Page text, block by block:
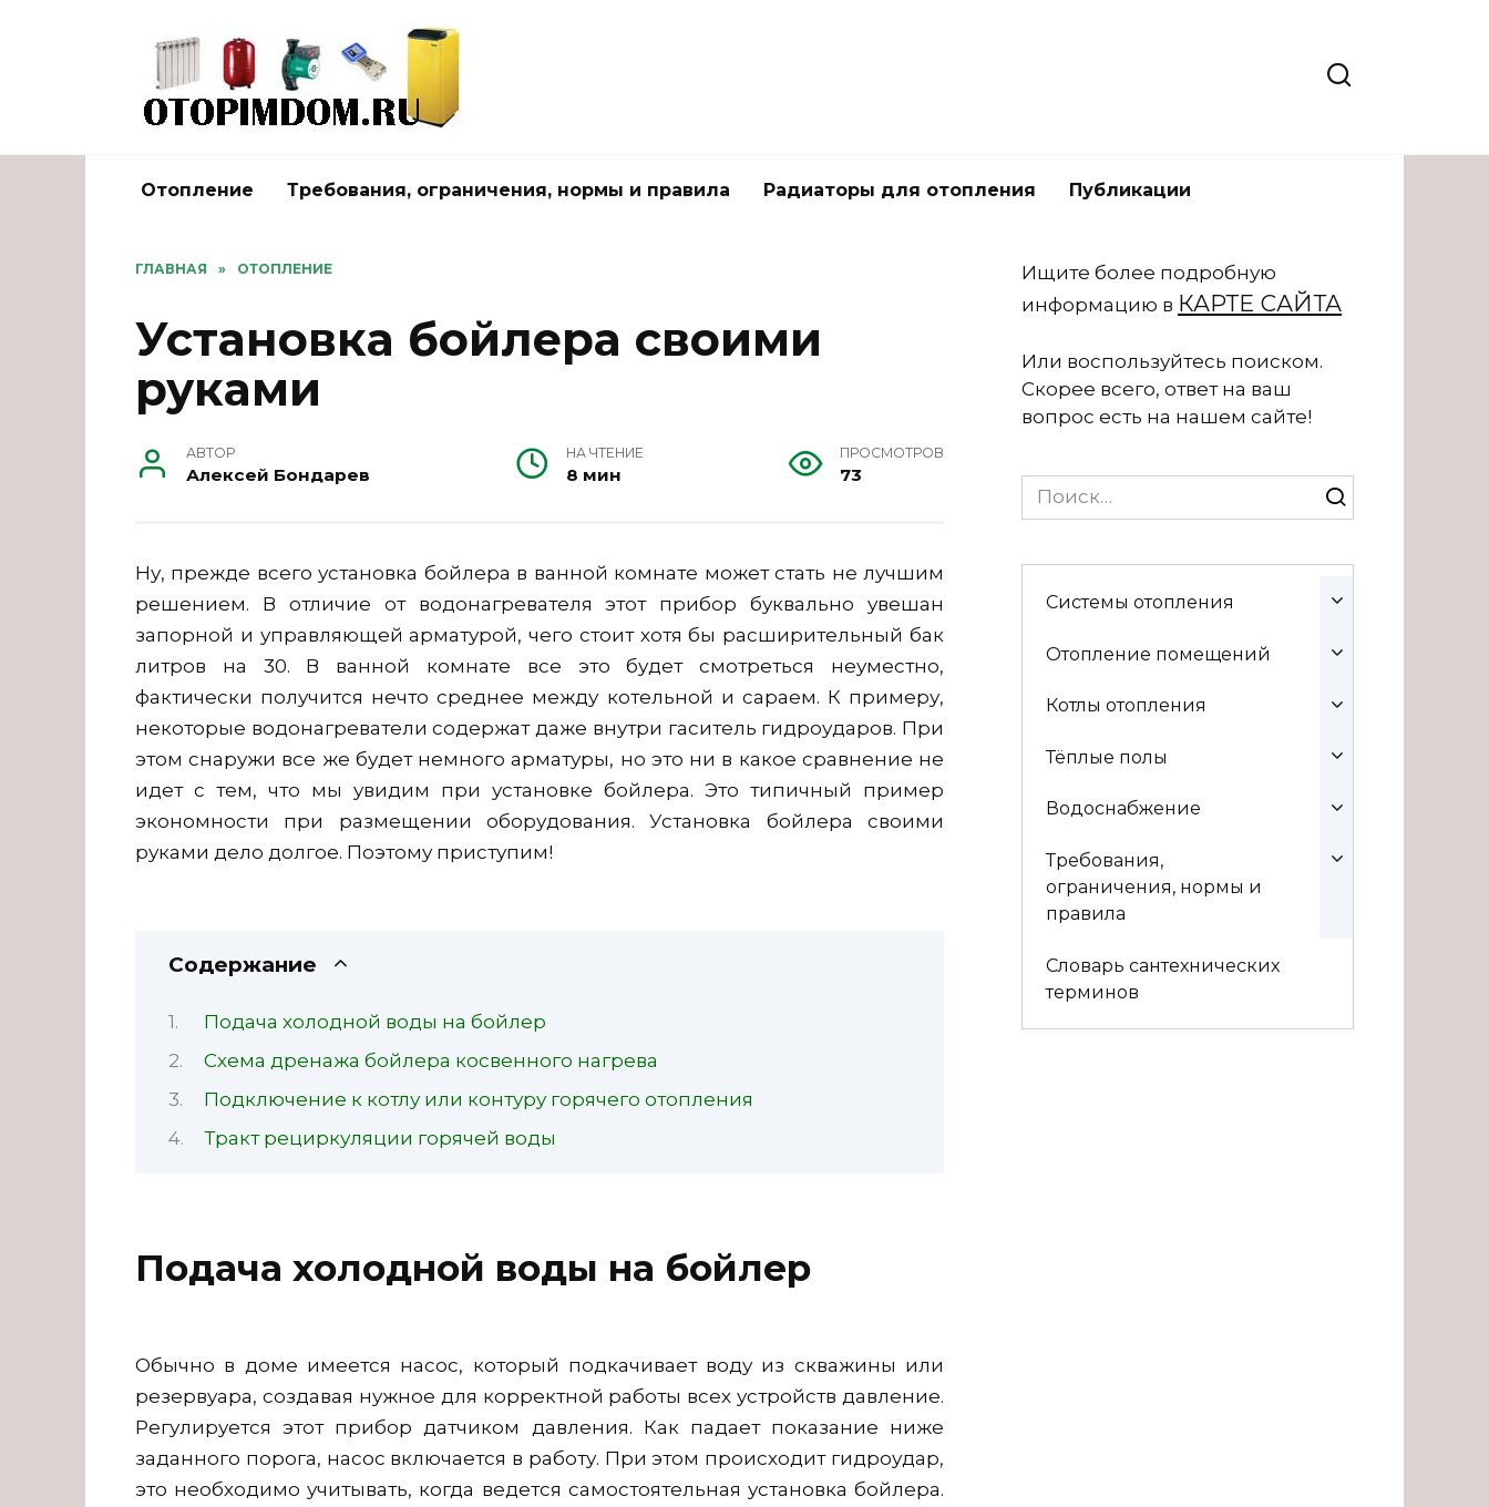
Отопление Требования, ограничения, нормы и правила Радиаторы для отопления Публикации
ГЛАВНАЯ » ОТОПЛЕНИЕ
Установка бойлера своими
руками
АВТОР
Алексей Бондарев
НА ЧТЕНИЕ
8 мин
ПРОСМОТРОВ
73
Ну, прежде всего установка бойлера в ванной комнате может стать не лучшим
решением. В отличие от водонагревателя этот прибор буквально увешан
запорной и управляющей арматурой, чего стоит хотя бы расширительный бак
литров на 30. В ванной комнате все это будет смотреться неуместно,
фактически получится нечто среднее между котельной и сараем. К примеру,
некоторые водонагреватели содержат даже внутри гаситель гидроударов. При
этом снаружи все же будет немного арматуры, но это ни в какое сравнение не
идет с тем, что мы увидим при установке бойлера. Это типичный пример
экономности при размещении оборудования. Установка бойлера своими
руками дело долгое. Поэтому приступим!
Содержание
Подача холодной воды на бойлер
Схема дренажа бойлера косвенного нагрева
Подключение к котлу или контуру горячего отопления
Тракт рециркуляции горячей воды
Подача холодной воды на бойлер
Обычно в доме имеется насос, который подкачивает воду из скважины или
резервуара, создавая нужное для корректной работы всех устройств давление.
Регулируется этот прибор датчиком давления. Как падает показание ниже
заданного порога, насос включается в работу. При этом происходит гидроудар,
это необходимо учитывать, когда ведется самостоятельная установка бойлера.
Ищите более подробную
информацию в КАРТЕ САЙТА
Или воспользуйтесь поиском.
Скорее всего, ответ на ваш
вопрос есть на нашем сайте!
Search
for:
Системы отопления
Отопление помещений
Котлы отопления
Тёплые полы
Водоснабжение
Требования,
ограничения, нормы и
правила
Словарь сантехнических
терминов